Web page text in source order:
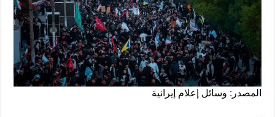
المصدر: وسائل إعلام إيرانية